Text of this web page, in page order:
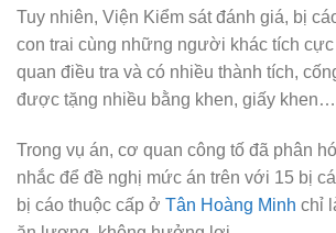
Tuy nhiên, Viện Kiểm sát đánh giá, bị
con trai cùng những người khác tích
quan điều tra và có nhiều thành tích,
được tặng nhiều bằng khen, giấy khen…
Trong vụ án, cơ quan công tố đã phân
nhắc để đề nghị mức án trên với 15 bị
bị cáo thuộc cấp ở Tân Hoàng Minh chỉ